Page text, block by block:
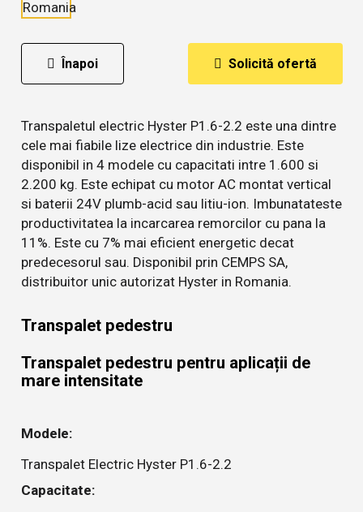
Înapoi Solicită ofertă
Transpaletul electric Hyster P1.6-2.2 este una dintre
cele mai fiabile lize electrice din industrie. Este
disponibil in 4 modele cu capacitati intre 1.600 si
2.200 kg. Este echipat cu motor AC montat vertical
si baterii 24V plumb-acid sau litiu-ion. Imbunatateste
productivitatea la incarcarea remorcilor cu pana la
11%. Este cu 7% mai eficient energetic decat
predecesorul sau. Disponibil prin CEMPS SA,
distribuitor unic autorizat Hyster in Romania.
Transpalet pedestru
Transpalet pedestru pentru aplicații de
mare intensitate
Modele:
Transpalet Electric Hyster P1.6-2.2
Capacitate: